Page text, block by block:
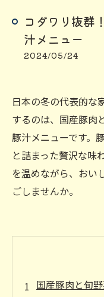
コダワリ抜群
汁メニュー
2024/05/24
日本の冬の代表的な
するのは、国産豚肉
豚汁メニューです。
と詰まった贅沢な味
を温めながら、おい
ごしませんか。
国産豚肉と旬